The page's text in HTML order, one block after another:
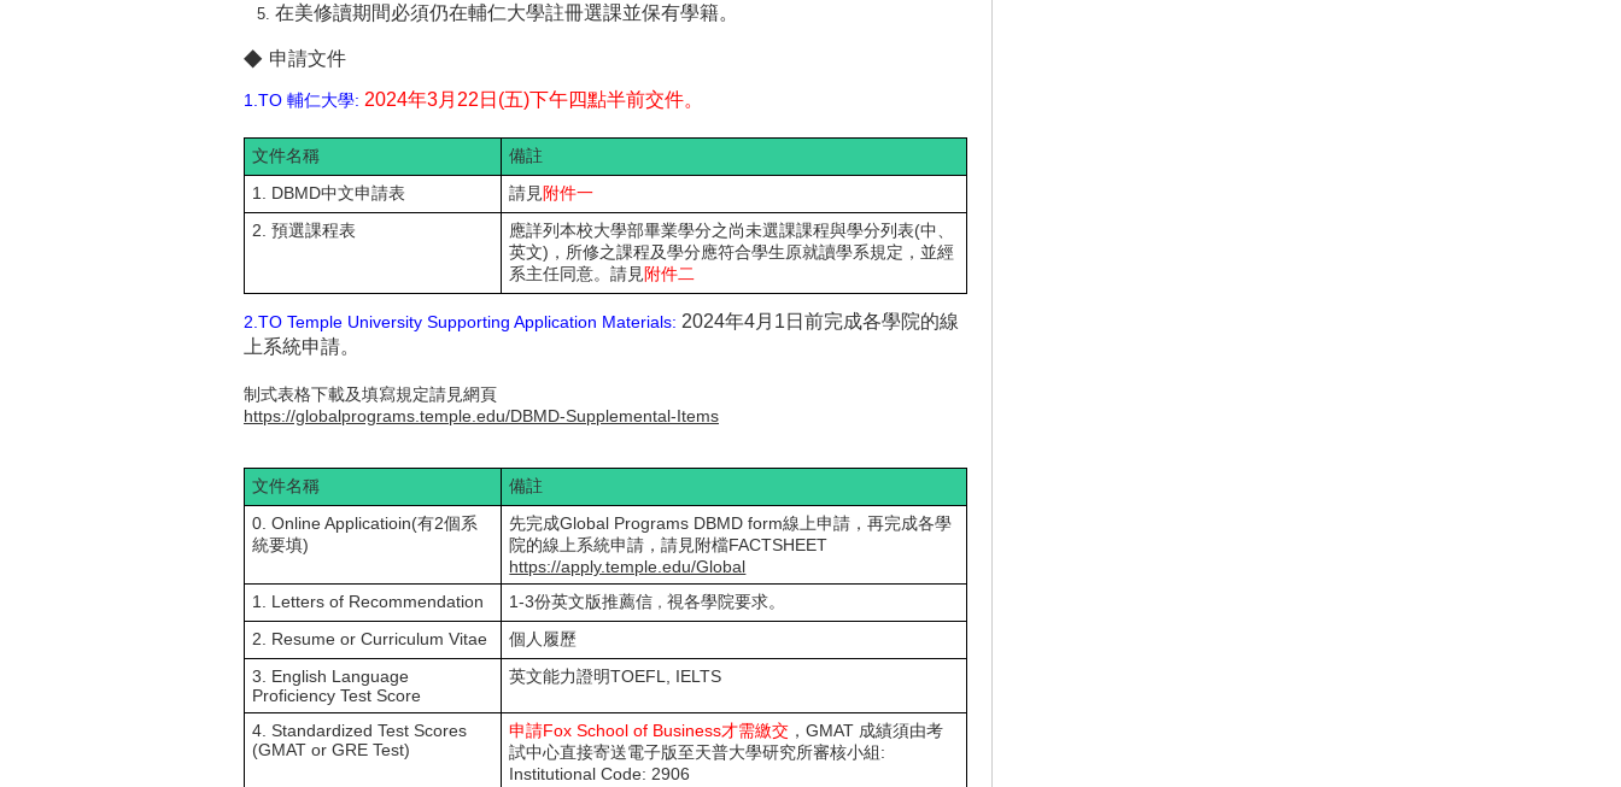
在美修讀期間必須仍在輔仁大學註冊選課並保有學籍。
◆ 申請文件
1.TO 輔仁大學: 2024年3月22日(五)下午四點半前交件。
文件名稱
備註
1. DBMD中文申請表
請見附件一
2. 預選課程表
應詳列本校大學部畢業學分之尚未選課課程與學分列表(中、
英文)，所修之課程及學分應符合學生原就讀學系規定，並經
系主任同意。請見附件二
2.TO Temple University Supporting Application Materials: 2024年4月1日前完成各學院的線
上系統申請。
制式表格下載及填寫規定請見網頁
https://globalprograms.temple.edu/DBMD-Supplemental-Items
文件名稱
備註
0. Online Applicatioin(有2個系
統要填)
先完成Global Programs DBMD form線上申請，再完成各學
院的線上系統申請，請見附檔FACTSHEET
https://apply.temple.edu/Global
1. Letters of Recommendation
1-3份英文版推薦信 ，視各學院要求。
2. Resume or Curriculum Vitae
個人履歷
3. English Language
Proficiency Test Score
英文能力證明TOEFL, IELTS
4. Standardized Test Scores
(GMAT or GRE Test)
申請Fox School of Business才需繳交 ，GMAT 成績須由考
試中心直接寄送電子版至天普大學研究所審核小組:
Institutional Code: 2906